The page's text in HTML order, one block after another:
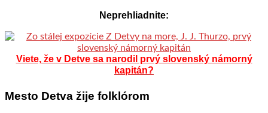
Neprehliadnite:
Viete, že v Detve sa narodil prvý slovenský námorný
kapitán?
Mesto Detva žije folklórom